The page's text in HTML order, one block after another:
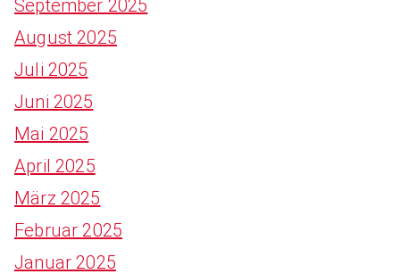
September 2025
August 2025
Juli 2025
Juni 2025
Mai 2025
April 2025
März 2025
Februar 2025
Januar 2025